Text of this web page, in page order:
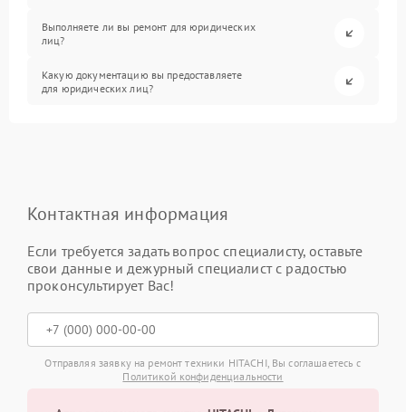
Выполняете ли вы ремонт для юридических
лиц?
Какую документацию вы предоставляете
для юридических лиц?
Контактная информация
Если требуется задать вопрос специалисту, оставьте
свои данные и дежурный специалист с радостью
проконсультирует Вас!
Отправляя заявку на ремонт техники HITACHI, Вы соглашаетесь с
Политикой конфиденциальности